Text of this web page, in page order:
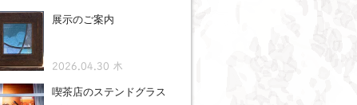
展示のご案内
2026.04.30 木
喫茶店のステンドグラス